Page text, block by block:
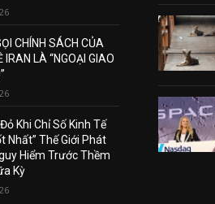
CHÍNH SÁCH CỦA
IRAN LÀ “NGOẠI GIAO
Khi Chỉ Số Kinh Tế
Nhất” Thế Giới Phát
Hiểm Trước Thềm
Kỳ